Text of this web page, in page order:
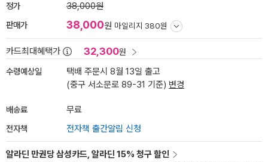
정가 38,000원
판매가 38,000원 마일리지 380원
카드최대혜택가 32,300원
수령예상일
택배 주문시 8월 13일 출고
(중구 서소문로 89-31 기준) 변경
배송료 무료
전자책 전자책 출간알림 신청
알라딘 만권당 삼성카드, 알라딘 15% 청구 할인